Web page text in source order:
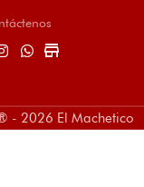
store
- 2026 El Machetico